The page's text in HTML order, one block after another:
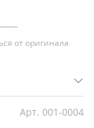
от оригинала
Арт. 001-0004